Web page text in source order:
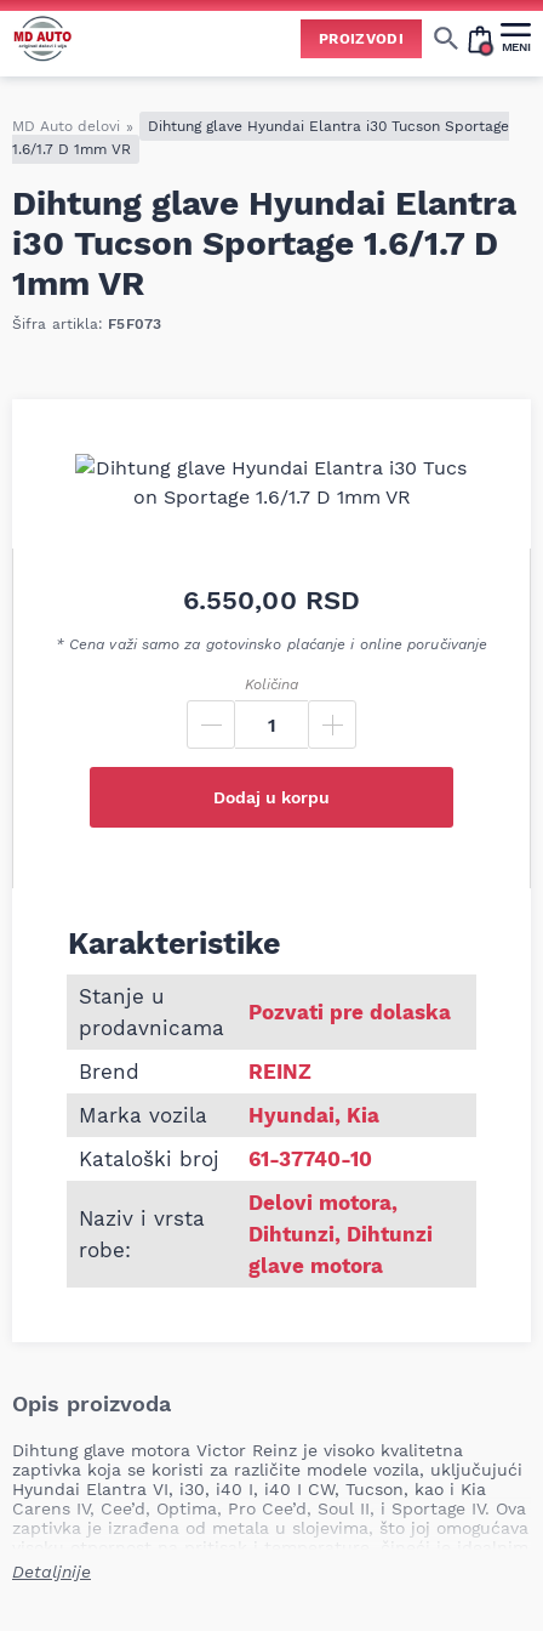
PROIZVODI MENI
MD Auto delovi »
Dihtung glave Hyundai Elantra i30 Tucson Sportage
1.6/1.7 D 1mm VR
Dihtung glave Hyundai Elantra
i30 Tucson Sportage 1.6/1.7 D
1mm VR
Šifra artikla: F5F073
6.550,00 RSD
* Cena važi samo za gotovinsko plaćanje i online poručivanje
Količina
Dodaj u korpu
Informacije o Dihtung glave Hyundai Elantra i30
Karakteristike
Stanje u
prodavnicama
Pozvati pre dolaska
Brend
REINZ
Marka vozila
Hyundai, Kia
Kataloški broj
61-37740-10
Naziv i vrsta
robe:
Delovi motora,
Dihtunzi, Dihtunzi
glave motora
Opis proizvoda
Dihtung glave motora Victor Reinz je visoko kvalitetna
zaptivka koja se koristi za različite modele vozila, uključujući
Hyundai Elantra VI, i30, i40 I, i40 I CW, Tucson, kao i Kia
Carens IV, Cee’d, Optima, Pro Cee’d, Soul II, i Sportage IV. Ova
zaptivka je izrađena od metala u slojevima, što joj omogućava
rešenjem za motore sa dizel agregatima zapremine 1.6 i 1.7
litara.
Detaljnije